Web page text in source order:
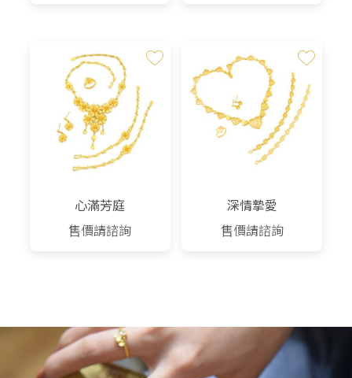
NT$47,500。NT$41,800。
心滿芳庭
售價請諮詢
深情摯愛
售價請諮詢